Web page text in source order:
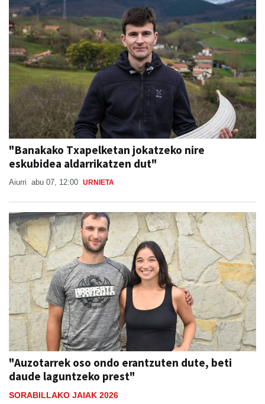
"Banakako Txapelketan jokatzeko nire
eskubidea aldarrikatzen dut"
Aiurri abu 07, 12:00 URNIETA
"Auzotarrek oso ondo erantzuten dute, beti
daude laguntzeko prest"
SORABILLAKO JAIAK 2026